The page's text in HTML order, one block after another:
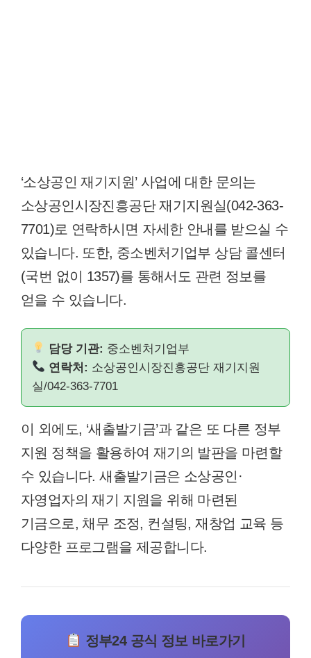
‘소상공인 재기지원’ 사업에 대한 문의는
소상공인시장진흥공단 재기지원실(042-363-
7701)로 연락하시면 자세한 안내를 받으실 수
있습니다. 또한, 중소벤처기업부 상담 콜센터
(국번 없이 1357)를 통해서도 관련 정보를
얻을 수 있습니다.
담당 기관: 중소벤처기업부
연락처: 소상공인시장진흥공단 재기지원
실/042-363-7701
이 외에도, ‘새출발기금’과 같은 또 다른 정부
지원 정책을 활용하여 재기의 발판을 마련할
수 있습니다. 새출발기금은 소상공인·
자영업자의 재기 지원을 위해 마련된
기금으로, 채무 조정, 컨설팅, 재창업 교육 등
다양한 프로그램을 제공합니다.
정부24 공식 정보 바로가기